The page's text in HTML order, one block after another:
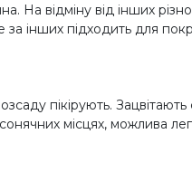
На відміну від інших
інших підходить для
пікірують.
місцях, можлива